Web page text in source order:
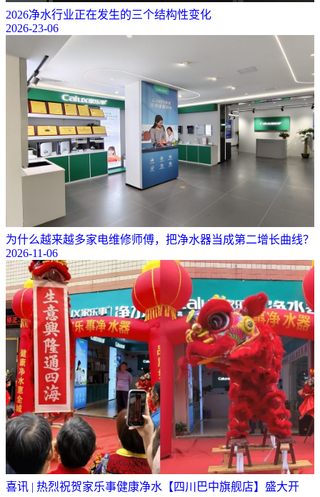
2026净水行业正在发生的三个结构性变化
2026-23-06
为什么越来越多家电维修师傅，把净水器当成第二增长曲线？
2026-11-06
喜讯 | 热烈祝贺家乐事健康净水【四川巴中旗舰店】盛大开